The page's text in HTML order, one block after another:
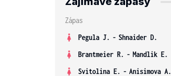
Zápas
Pegula J. - Shnaider D.
Brantmeier R. - Mandlik E.
Svitolina E. - Anisimova A.